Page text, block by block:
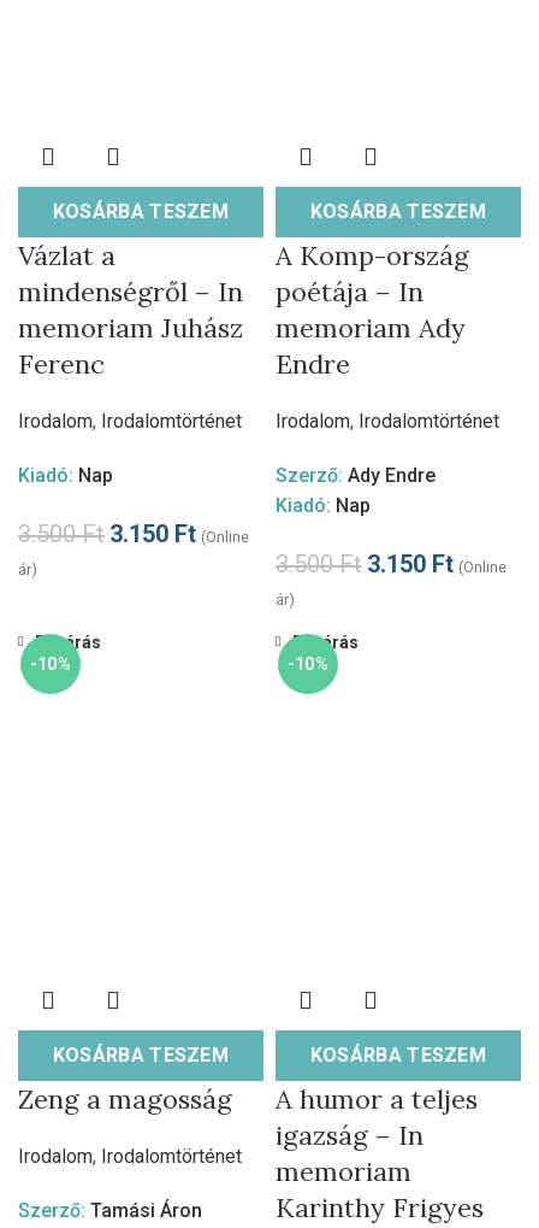
KOSÁRBA TESZEM
Vázlat a
mindenségről – In
memoriam Juhász
Ferenc
Irodalom, Irodalomtörténet
Kiadó: Nap
3.500Ft 3.150 Ft (Online
ár)
KOSÁRBA TESZEM
A Komp-ország
poétája – In
memoriam Ady
Endre
Irodalom, Irodalomtörténet
Szerző: Ady Endre
Kiadó: Nap
3.500Ft 3.150 Ft (Online
ár)
-10%
KOSÁRBA TESZEM
Bezárás
Zeng a magosság
Irodalom, Irodalomtörténet
Szerző: Tamási Áron
-10%
KOSÁRBA TESZEM
Bezárás
A humor a teljes
igazság – In
memoriam
Karinthy Frigyes